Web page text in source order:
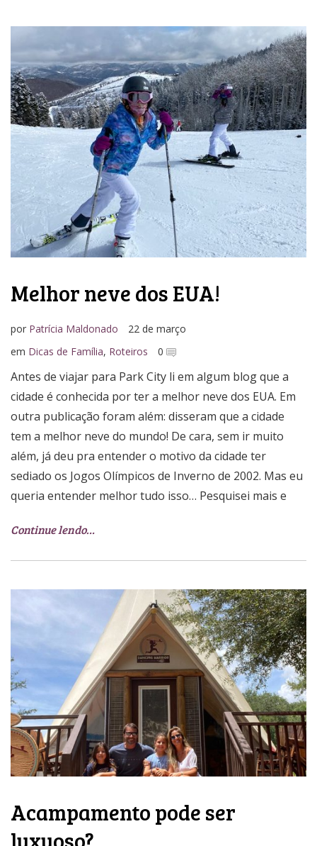
Melhor neve dos EUA!
por Patrícia Maldonado
22 de março
em Dicas de Família, Roteiros 0
Antes de viajar para Park City li em algum blog que a
cidade é conhecida por ter a melhor neve dos EUA. Em
outra publicação foram além: disseram que a cidade
tem a melhor neve do mundo! De cara, sem ir muito
além, já deu pra entender o motivo da cidade ter
sediado os Jogos Olímpicos de Inverno de 2002. Mas eu
queria entender melhor tudo isso… Pesquisei mais e
Continue lendo…
Acampamento pode ser
luxuoso?